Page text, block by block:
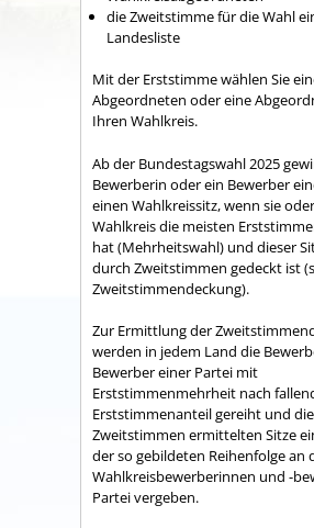
die Zweitstimme für die Wahl
Landesliste
Mit der Erststimme wählen Sie
Abgeordneten oder eine
Ihren Wahlkreis.
Ab der Bundestagswahl 2025
Bewerberin oder ein Bewerber
einen Wahlkreissitz, wenn sie
Wahlkreis die meisten
hat (Mehrheitswahl) und dieser
durch Zweitstimmen gedeckt ist
Zweitstimmendeckung).
Zur Ermittlung der
werden in jedem Land die
Bewerber einer Partei mit
Erststimmenmehrheit nach
Erststimmenanteil gereiht und
Zweitstimmen ermittelten Sitze
der so gebildeten Reihenfolge an
Wahlkreisbewerberinnen und -
Partei vergeben.